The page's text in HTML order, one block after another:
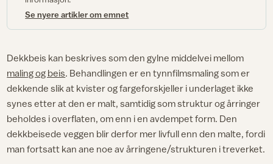
Se nyere artikler om emnet
Dekkbeis kan beskrives som den gylne middelvei mellom
maling og beis. Behandlingen er en tynnfilmsmaling som er
dekkende slik at kvister og fargeforskjeller i underlaget ikke
synes etter at den er malt, samtidig som struktur og årringer
beholdes i overflaten, om enn i en avdempet form. Den
dekkbeisede veggen blir derfor mer livfull enn den malte, fordi
man fortsatt kan ane noe av årringene/strukturen i treverket.